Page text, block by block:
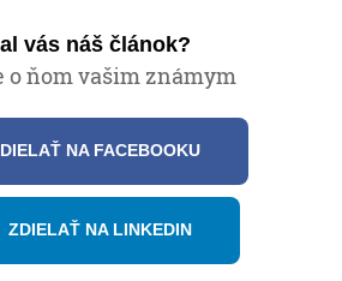
vás náš článok?
o ňom vašim známym
NA FACEBOOKU
ZDIELAŤ NA LINKEDIN